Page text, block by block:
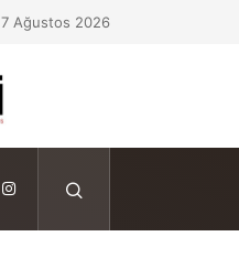
7 Ağustos 2026